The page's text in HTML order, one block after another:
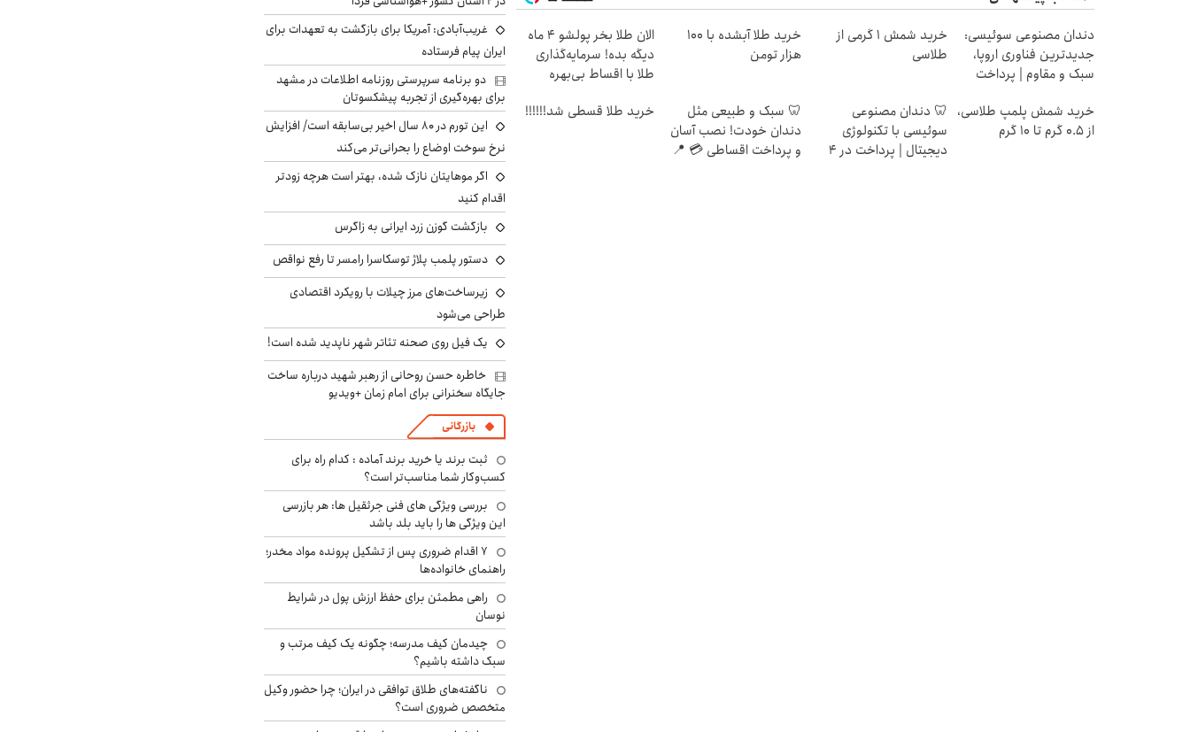
دندان مصنوعی سوئیسی:
جدیدترین فناوری اروپا،
سبک و مقاوم | پرداخت
خرید شمش 1 گرمی از
طلاسی
خرید طلا آبشده با 100
هزار تومن
الان طلا بخر پولشو 4 ماه
دیگه بده! سرمایه‌گذاری
طلا با اقساط بی‌بهره
خرید شمش پلمپ طلاسی،
از ۰.۵ گرم تا ۱۰ گرم
🦷 دندان مصنوعی
سوئیسی با تکنولوژی
دیجیتال | پرداخت در 4
🦷 سبک و طبیعی مثل
دندان خودت! نصب آسان
و پرداخت اقساطی 💳 📍
خرید طلا قسطی شد!!!!!!
غریب‌آبادی: آمریکا برای بازگشت به تعهدات برای
ایران پیام فرستاده
دو برنامه سرپرستی روزنامه اطلاعات در مشهد
برای بهره‌گیری از تجربه پیشکسوتان
این تورم در ۸۰ سال اخیر بی‌سابقه است/ افزایش
نرخ سوخت اوضاع را بحرانی‌تر می‌کند
اگر موهایتان نازک شده، بهتر است هرچه زودتر
اقدام کنید
بازگشت گوزن زرد ایرانی به زاگرس
دستور پلمب پلاژ توسکاسرا رامسر تا رفع نواقص
زیرساخت‌های مرز چیلات با رویکرد اقتصادی
طراحی می‌شود
یک فیل روی صحنه تئاتر شهر ناپدید شده است!
خاطره حسن روحانی از رهبر شهید درباره ساخت
جایگاه سخنرانی برای امام زمان +ویدیو
بازرگانی
ثبت برند یا خرید برند آماده : کدام راه برای
کسب‌وکار شما مناسب‌تر است؟
بررسی ویژگی های فنی جرثقیل ها: هر بازرسی
این ویژگی ها را باید بلد باشد
۷ اقدام ضروری پس از تشکیل پرونده مواد مخدر؛
راهنمای خانواده‌ها
راهی مطمئن برای حفظ ارزش پول در شرایط
نوسان
چیدمان کیف مدرسه؛ چگونه یک کیف مرتب و
سبک داشته باشیم؟
ناگفته‌های طلاق توافقی در ایران؛ چرا حضور وکیل
متخصص ضروری است؟